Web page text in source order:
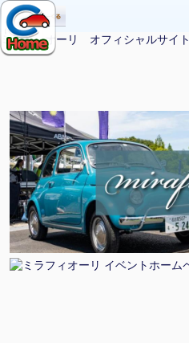
ミラフィオーリ オフィシャルサイト